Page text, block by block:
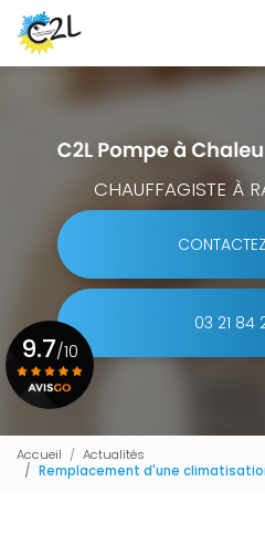
Aller
au
contenu
principal
CHAUFFAGISTE À
03 21 84
9.7/10
Accueil
Actualités
Remplacement d'une